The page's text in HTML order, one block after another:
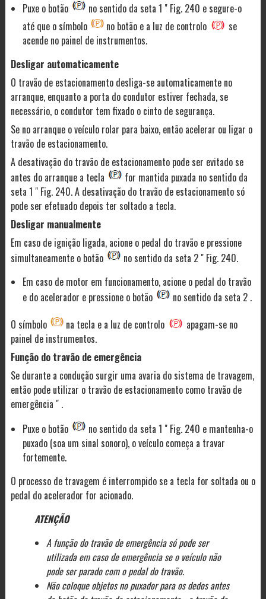
Puxe o botão
no sentido da seta 1 " Fig. 240 e segure-o
até que o símbolo
no botão e a luz de controlo
se
acende no painel de instrumentos.
Desligar automaticamente
O travão de estacionamento desliga-se automaticamente no
arranque, enquanto a porta do condutor estiver fechada, se
necessário, o condutor tem fixado o cinto de segurança.
Se no arranque o veículo rolar para baixo, então acelerar ou ligar o
travão de estacionamento.
A desativação do travão de estacionamento pode ser evitado se
antes do arranque a tecla
for mantida puxada no sentido da
seta 1 " Fig. 240. A desativação do travão de estacionamento só
pode ser efetuado depois ter soltado a tecla.
Desligar manualmente
Em caso de ignição ligada, acione o pedal do travão e pressione
simultaneamente o botão
no sentido da seta 2 " Fig. 240.
Em caso de motor em funcionamento, acione o pedal do travão
e do acelerador e pressione o botão
no sentido da seta 2 .
O símbolo
na tecla e a luz de controlo
apagam-se no
painel de instrumentos.
Função do travão de emergência
Se durante a condução surgir uma avaria do sistema de travagem,
então pode utilizar o travão de estacionamento como travão de
emergência " .
Puxe o botão
no sentido da seta 1 " Fig. 240 e mantenha-o
puxado (soa um sinal sonoro), o veículo começa a travar
fortemente.
O processo de travagem é interrompido se a tecla for soltada ou o
pedal do acelerador for acionado.
ATENÇÃO
A função do travão de emergência só pode ser
utilizada em caso de emergência se o veículo não
pode ser parado com o pedal do travão.
Não coloque objetos no puxador para os dedos antes